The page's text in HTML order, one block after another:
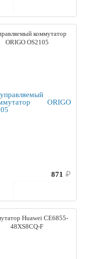
коммутатор
ORIGO OS2105
871 ₽
Huawei CE6855-
48XS8CQ-F